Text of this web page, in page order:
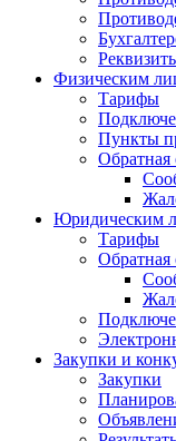
Физическим
Тарифы
Пункты
Обратная
Юридическим
Тарифы
Обратная
Закупки и
Закупки